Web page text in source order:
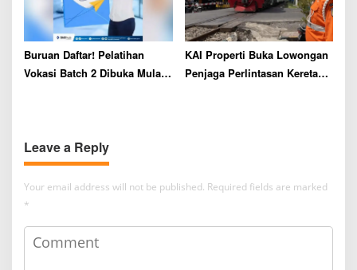
Buruan Daftar! Pelatihan
Vokasi Batch 2 Dibuka Mulai
KAI Properti Buka Lowongan
Penjaga Perlintasan Kereta
Leave a Reply
Your email address will not be published. Required fields are marked
*